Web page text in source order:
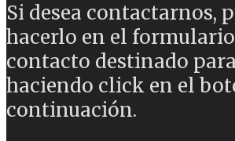
Si desea contactarnos,
hacerlo en el
contacto destinado
haciendo click en el
continuación.